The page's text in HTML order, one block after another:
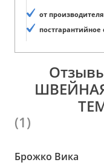
от производителя
(1)
Брожко Вика